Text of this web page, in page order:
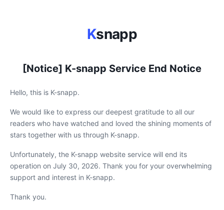
Ksnapp
[Notice] K-snapp Service End Notice
Hello, this is K-snapp.
We would like to express our deepest gratitude to all our
readers who have watched and loved the shining moments of
stars together with us through K-snapp.
Unfortunately, the K-snapp website service will end its
operation on July 30, 2026. Thank you for your overwhelming
support and interest in K-snapp.
Thank you.